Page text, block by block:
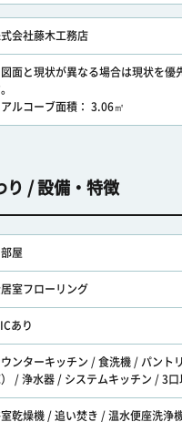
会社藤木工務店
面と現状が異なる場合は現状を優
アルコーブ面積： 3.06㎡
り / 設備・特徴
屋
室フローリング
あり
ウンターキッチン / 食洗機 / パント
） / 浄水器 / システムキッチン / 3口
乾燥機 / 追い焚き / 温水便座洗浄